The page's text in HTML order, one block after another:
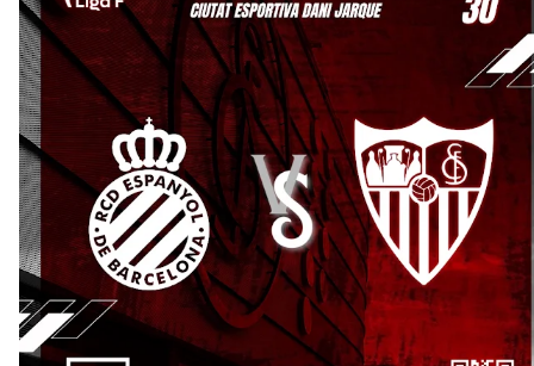
Miguel Sierra: La temporada pasada se vio
reflejado que podemos tirar para delante y
trabajamos con ilusión
Diomande ya es madridista mientras Rodri agita el
mercado
OFICIAL | Juanlu se marcha al Bournemouth